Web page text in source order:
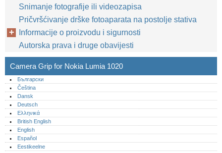
Snimanje fotografije ili videozapisa
Pričvršćivanje drške fotoaparata na postolje stativa
Informacije o proizvodu i sigurnosti
Autorska prava i druge obavijesti
Camera Grip for Nokia Lumia 1020
Български
Čeština
Dansk
Deutsch
Ελληνικά
British English
English
Español
Eestikeelne